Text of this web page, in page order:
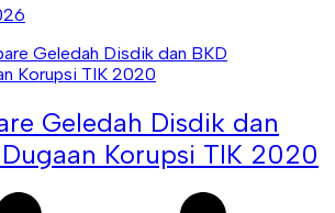
Geledah Disdik dan
Korupsi TIK 2020